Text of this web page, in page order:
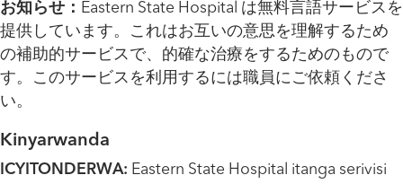
お知らせ： Eastern State Hospital は無料言語サービスを
提供しています。これはお互いの意思を理解するため
の補助的サービスで、的確な治療をするためのもので
す。このサービスを利用するには職員にご依頼くださ
い。
Kinyarwanda
ICYITONDERWA: Eastern State Hospital itanga serivisi